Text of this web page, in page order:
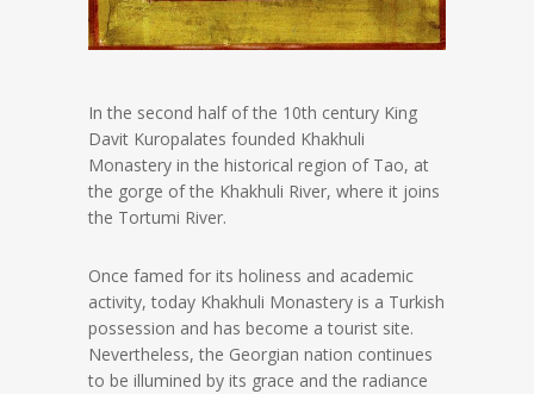
In the second half of the 10th century King
Davit Kuropalates founded Khakhuli
Monastery in the historical region of Tao, at
the gorge of the Khakhuli River, where it joins
the Tortumi River.
Once famed for its holiness and academic
activity, today Khakhuli Monastery is a Turkish
possession and has become a tourist site.
Nevertheless, the Georgian nation continues
to be illumined by its grace and the radiance